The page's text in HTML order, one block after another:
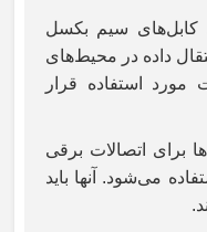
کابل‌های سیم بکسل
داده در محیط‌های
استفاده قرار
برای اتصالات برقی
می‌شود. آنها باید